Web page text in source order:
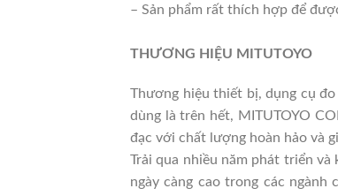
– Sản phẩm rất thích hợp để
THƯƠNG HIỆU MITUTOYO
Thương hiệu thiết bị, dụng cụ
dùng là trên hết, MITUTOYO
đạc với chất lượng hoàn hảo và
Trải qua nhiều năm phát triển
ngày càng cao trong các ngành